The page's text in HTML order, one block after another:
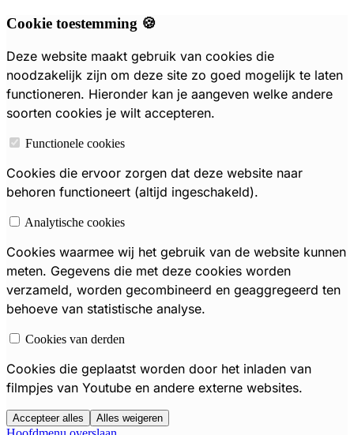
Cookie toestemming 🍪
Deze website maakt gebruik van cookies die
noodzakelijk zijn om deze site zo goed mogelijk te laten
functioneren. Hieronder kan je aangeven welke andere
soorten cookies je wilt accepteren.
Functionele cookies
Cookies die ervoor zorgen dat deze website naar
behoren functioneert (altijd ingeschakeld).
Analytische cookies
Cookies waarmee wij het gebruik van de website kunnen
meten. Gegevens die met deze cookies worden
verzameld, worden gecombineerd en geaggregeerd ten
behoeve van statistische analyse.
Cookies van derden
Cookies die geplaatst worden door het inladen van
filmpjes van Youtube en andere externe websites.
Accepteer alles Alles weigeren